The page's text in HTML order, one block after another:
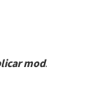
mod.